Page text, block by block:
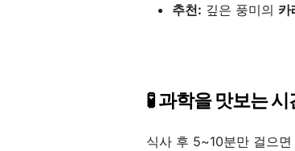
추천: 깊은 풍미의 카
🧪 과학을 맛보는
식사 후 5~10분만 걸으면